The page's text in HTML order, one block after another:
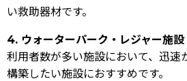
い救助器材です。
4. ウォーターパーク・レジャー施設
利用者数が多い施設において、迅速
構築したい施設におすすめです。